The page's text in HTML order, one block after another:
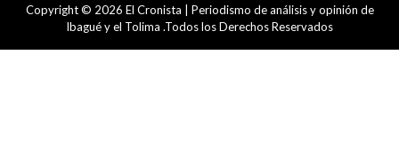
Copyright © 2026 El Cronista | Periodismo de análisis y opinión de
Ibagué y el Tolima .Todos los Derechos Reservados